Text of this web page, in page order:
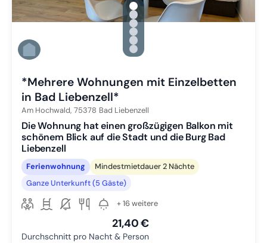
gallery.slide_selector
Zu Slide 1 wechseln
Zu Slide 2 wechseln
Zu Slide 3 wechseln
Zu Slide 4 wechseln
Zu Slide 5 wechseln
Zu Slide 6 wechseln
*Mehrere Wohnungen mit Einzelbetten
in Bad Liebenzell*
Am Hochwald, 75378 Bad Liebenzell
Die Wohnung hat einen großzügigen Balkon mit
schönem Blick auf die Stadt und die Burg Bad
Liebenzell
Ferienwohnung
Mindestmietdauer 2 Nächte
Ganze Unterkunft (5 Gäste)
+ 16 weitere
21,40 €
Durchschnitt pro Nacht & Person